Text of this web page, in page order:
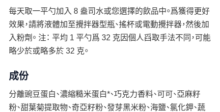
每天取一平勺加入 8 盎司水或您選擇的飲品中。爲獲得更好
效果，請將液體加至攪拌器型瓶、搖杯或電動攪拌器，然後加
入粉劑。 注： 平均 1 平勺爲 32 克因個人舀取手法不同，可能
略少於或略多於 32 克。
成份
分離豌豆蛋白、濃縮糙米蛋白*、巧克力香料、可可、亞麻籽
粉、甜葉菊提取物、奇亞籽粉、發芽黑米粉、海鹽、氯化鉀、蔬